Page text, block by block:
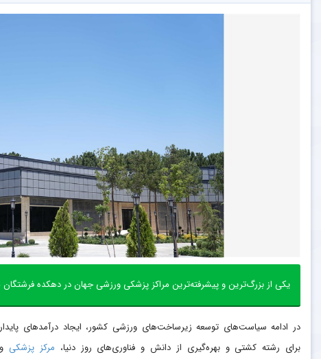
یکی از بزرگ‌ترین و پیشرفته‌ترین مراکز پزشکی ورزشی جهان در دهکده
در ادامه سیاست‌های توسعه زیرساخت‌های ورزشی کشور، ایجاد درآمدهای پایدار
برای رشته کشتی و بهره‌گیری از دانش و فناوری‌های روز دنیا، مرکز پزشکی و